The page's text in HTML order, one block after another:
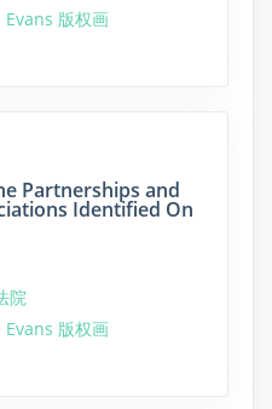
版权画
Partnerships and
Identified On
院
版权画